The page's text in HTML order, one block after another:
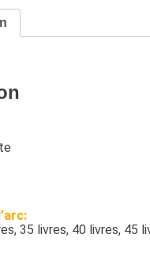
35 livres, 40 livres, 45